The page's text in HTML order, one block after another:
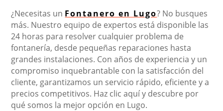
¿Necesitas un Fontanero en Lugo? No busques
más. Nuestro equipo de expertos está disponible las
24 horas para resolver cualquier problema de
fontanería, desde pequeñas reparaciones hasta
grandes instalaciones. Con años de experiencia y un
compromiso inquebrantable con la satisfacción del
cliente, garantizamos un servicio rápido, eficiente y a
precios competitivos. Haz clic aquí y descubre por
qué somos la mejor opción en Lugo.